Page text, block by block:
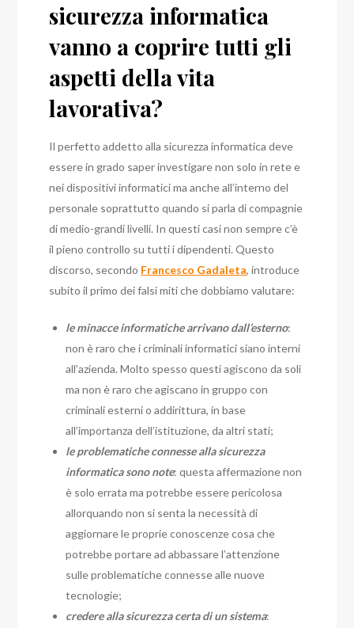
sicurezza informatica
vanno a coprire tutti gli
aspetti della vita
lavorativa?
Il perfetto addetto alla sicurezza informatica deve
essere in grado saper investigare non solo in rete e
nei dispositivi informatici ma anche all’interno del
personale soprattutto quando si parla di compagnie
di medio-grandi livelli. In questi casi non sempre c’è
il pieno controllo su tutti i dipendenti. Questo
discorso, secondo Francesco Gadaleta, introduce
subito il primo dei falsi miti che dobbiamo valutare:
le minacce informatiche arrivano dall’esterno:
non è raro che i criminali informatici siano interni
all’azienda. Molto spesso questi agiscono da soli
ma non è raro che agiscano in gruppo con
criminali esterni o addirittura, in base
all’importanza dell’istituzione, da altri stati;
le problematiche connesse alla sicurezza
informatica sono note: questa affermazione non
è solo errata ma potrebbe essere pericolosa
allorquando non si senta la necessità di
aggiornare le proprie conoscenze cosa che
potrebbe portare ad abbassare l’attenzione
sulle problematiche connesse alle nuove
tecnologie;
credere alla sicurezza certa di un sistema: